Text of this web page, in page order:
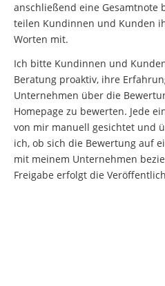
anschließend eine Gesamtnote
teilen Kundinnen und Kunden
Worten mit.
Ich bitte Kundinnen und
Beratung proaktiv, ihre
Unternehmen über die
Homepage zu bewerten. Jede
von mir manuell gesichtet und
ich, ob sich die Bewertung auf
mit meinem Unternehmen
Freigabe erfolgt die